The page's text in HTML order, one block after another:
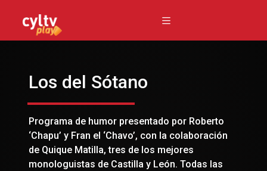
Los del Sótano
Programa de humor presentado por Roberto
‘Chapu’ y Fran el ‘Chavo’, con la colaboración
de Quique Matilla, tres de los mejores
monologuistas de Castilla y León. Todas las